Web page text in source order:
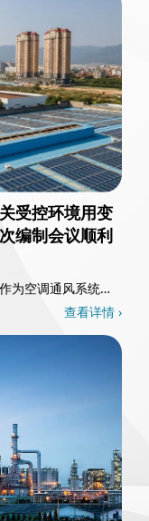
受控环境用变
编制会议顺利
为空调通风系统的
日，一……查看详情 ›